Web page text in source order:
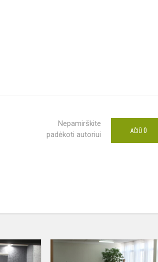
Nepamirškite
padėkoti autoriui
AČIŪ 0
I